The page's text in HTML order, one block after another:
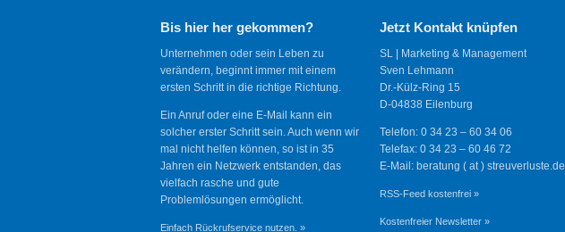
Bis hier her gekommen?
Unternehmen oder sein Leben zu
verändern, beginnt immer mit einem
ersten Schritt in die richtige Richtung.
Ein Anruf oder eine E-Mail kann ein
solcher erster Schritt sein. Auch wenn wir
mal nicht helfen können, so ist in 35
Jahren ein Netzwerk entstanden, das
vielfach rasche und gute
Problemlösungen ermöglicht.
Einfach Rückrufservice nutzen. »
Jetzt Kontakt knüpfen
SL | Marketing & Management
Sven Lehmann
Dr.-Külz-Ring 15
D-04838 Eilenburg
Telefon: 0 34 23 – 60 34 06
Telefax: 0 34 23 – 60 46 72
E-Mail: beratung ( at ) streuverluste.de
RSS-Feed kostenfrei »
Kostenfreier Newsletter »